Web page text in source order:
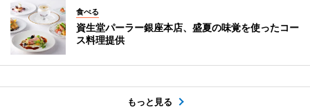
食べる
資生堂パーラー銀座本店、盛夏の味覚を使ったコー
ス料理提供
もっと見る